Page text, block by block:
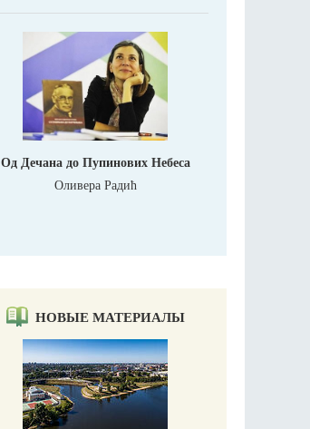
Од Дечана до Пупинових Небеса
Оливера Радић
НОВЫЕ МАТЕРИАЛЫ